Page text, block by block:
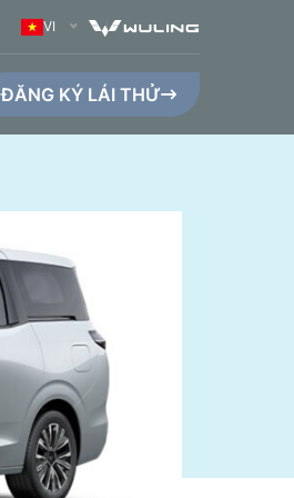
VI
ĐĂNG KÝ LÁI THỬ